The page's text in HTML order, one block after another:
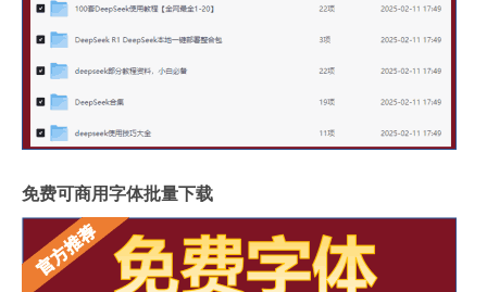
免费可商用字体批量下载